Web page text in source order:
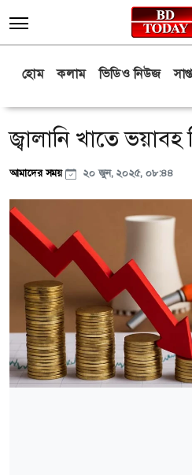
হোম কলাম ভিডিও নিউজ
জ্বালানি খাতে ভয়াবহ
আমাদের সময় ২০ জুন, ২০২৫, ০৮:৪৪